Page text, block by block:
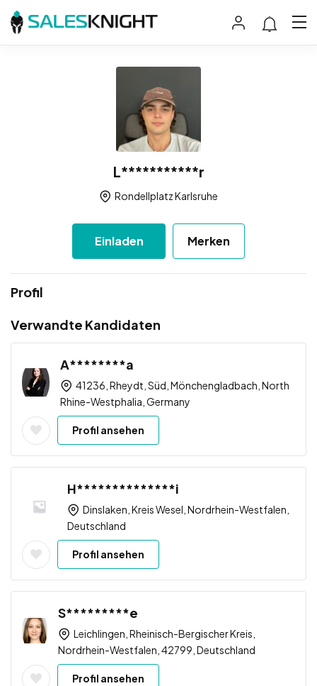
L***********r
Rondellplatz Karlsruhe
Einladen Merken
Profil
Verwandte Kandidaten
A********a
41236, Rheydt, Süd, Mönchengladbach, North
Rhine-Westphalia, Germany
Profil ansehen
H**************i
Dinslaken, Kreis Wesel, Nordrhein-Westfalen,
Deutschland
Profil ansehen
S*********e
Leichlingen, Rheinisch-Bergischer Kreis,
Nordrhein-Westfalen, 42799, Deutschland
Profil ansehen